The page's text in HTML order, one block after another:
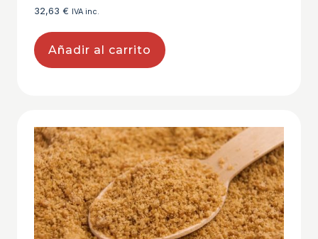
32,63 € IVA inc.
Añadir al carrito